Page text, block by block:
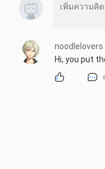
noodlelovers
Hi, you put